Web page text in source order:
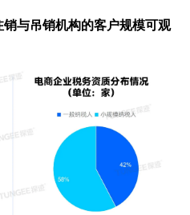
与吊销机构的客户规模可观